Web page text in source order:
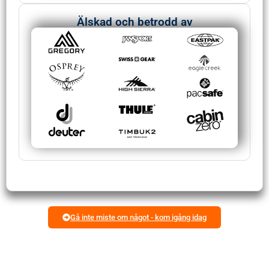
Älskad och betrodd av
Gå inte miste om något - kom igång idag